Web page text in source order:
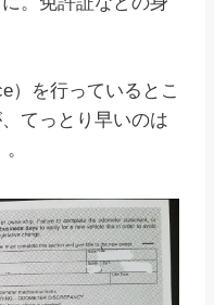
）を行っているとこ
てっとり早いのは